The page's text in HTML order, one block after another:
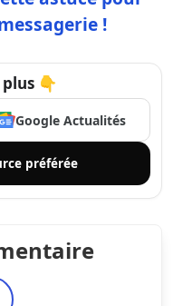
!
👇
Google Actualités
préférée